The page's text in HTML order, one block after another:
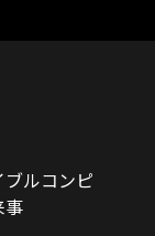
ルコンピ
事